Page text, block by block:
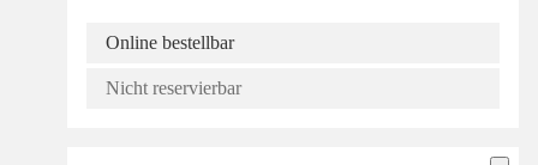
Online bestellbar
Nicht reservierbar